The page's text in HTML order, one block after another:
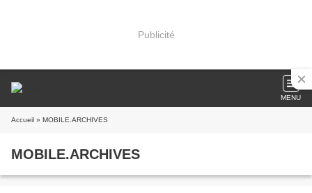
Publicité
MENU
Accueil » MOBILE.ARCHIVES
MOBILE.ARCHIVES